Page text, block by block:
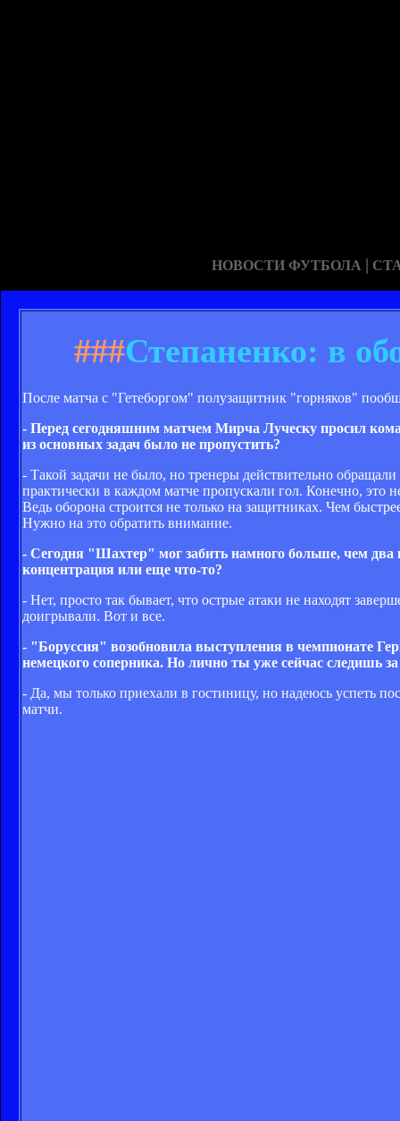
НОВОСТИ ФУТБОЛА |
###Степаненко: в
После матча с "Гетеборгом" полузащитник "горняков"
- Перед сегодняшним матчем Мирча Луческу просил
из основных задач было не пропустить?
- Такой задачи не было, но тренеры действительно
практически в каждом матче пропускали гол. Конечно, это
Ведь оборона строится не только на защитниках. Чем
Нужно на это обратить внимание.
- Сегодня "Шахтер" мог забить намного больше, чем два
концентрация или еще что-то?
- Нет, просто так бывает, что острые атаки не находят
доигрывали. Вот и все.
- "Боруссия" возобновила выступления в чемпионате
немецкого соперника. Но лично ты уже сейчас следишь
- Да, мы только приехали в гостиницу, но надеюсь успеть
матчи.